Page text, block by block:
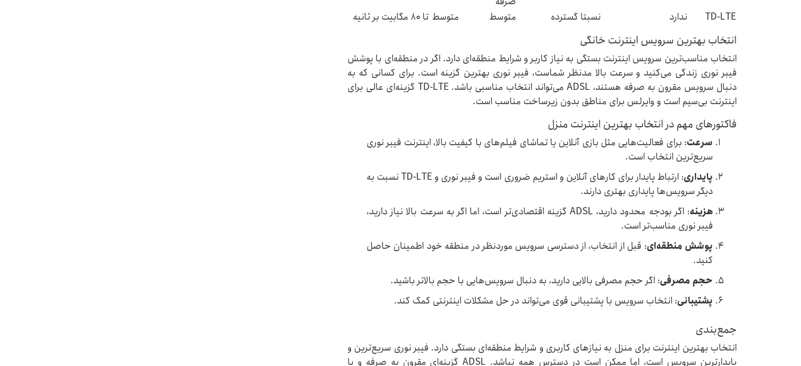
TD-LTE
ندارد نسبتا گسترده متوسط متوسط تا 80 مگابیت بر ثانیه
انتخاب بهترین سرویس اینترنت خانگی
انتخاب مناسب‌ترین سرویس اینترنت بستگی به نیاز کاربر و شرایط منطقه‌ای دارد. اگر در منطقه‌ای با پوشش
فیبر نوری زندگی می‌کنید و سرعت بالا مدنظر شماست، فیبر نوری بهترین گزینه است. برای کسانی که به
دنبال سرویس مقرون به صرفه هستند، ADSL می‌تواند انتخاب مناسبی باشد. TD-LTE گزینه‌ای عالی برای
اینترنت بی‌سیم است و وایرلس برای مناطق بدون زیرساخت مناسب است.
فاکتورهای مهم در انتخاب بهترین اینترنت منزل
سرعت: برای فعالیت‌هایی مثل بازی آنلاین یا تماشای فیلم‌های با کیفیت بالا، اینترنت فیبر نوری
سریع‌ترین انتخاب است.
پایداری
: ارتباط پایدار برای کارهای آنلاین و استریم ضروری است و فیبر نوری و TD-LTE نسبت به
دیگر سرویس‌ها پایداری بهتری دارند.
هزینه
: اگر بودجه محدود دارید، ADSL گزینه اقتصادی‌تر است، اما اگر به سرعت بالا نیاز دارید،
فیبر نوری مناسب‌تر است.
پوشش منطقه‌ای: قبل از انتخاب، از دسترسی سرویس موردنظر در منطقه خود اطمینان حاصل
کنید.
حجم مصرفی: اگر حجم مصرفی بالایی دارید، به دنبال سرویس‌هایی با حجم بالاتر باشید.
پشتیبانی: انتخاب سرویس با پشتیبانی قوی می‌تواند در حل مشکلات اینترنتی کمک کند.
جمع‌بندی
انتخاب بهترین اینترنت برای منزل به نیازهای کاربری و شرایط منطقه‌ای بستگی دارد. فیبر نوری سریع‌ترین و
پایدارترین سرویس است، اما ممکن است در دسترس همه نباشد. ADSL گزینه‌ای مقرون به صرفه و با